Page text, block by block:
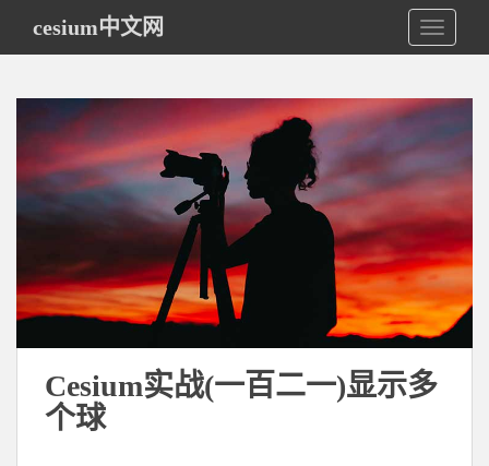
i
cesium中文网
Cesium实战(一百二一)显示多
个球